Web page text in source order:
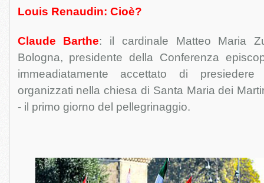
Louis Renaudin: Cioè?
Claude Barthe: il cardinale Matteo Maria
Bologna, presidente della Conferenza
immeadiatamente accettato di
organizzati nella chiesa di Santa Maria dei
- il primo giorno del pellegrinaggio.